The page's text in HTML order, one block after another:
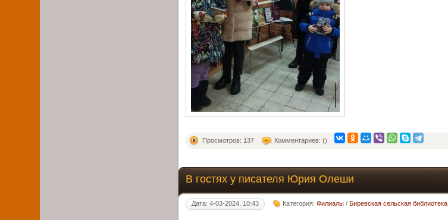
Просмотров: 137 Комментариев: ()
В гостях у писателя Юрия Олеши
Дата: 4-03-2024, 10:43 Категория:Филиалы /Биревская сельская библиотека